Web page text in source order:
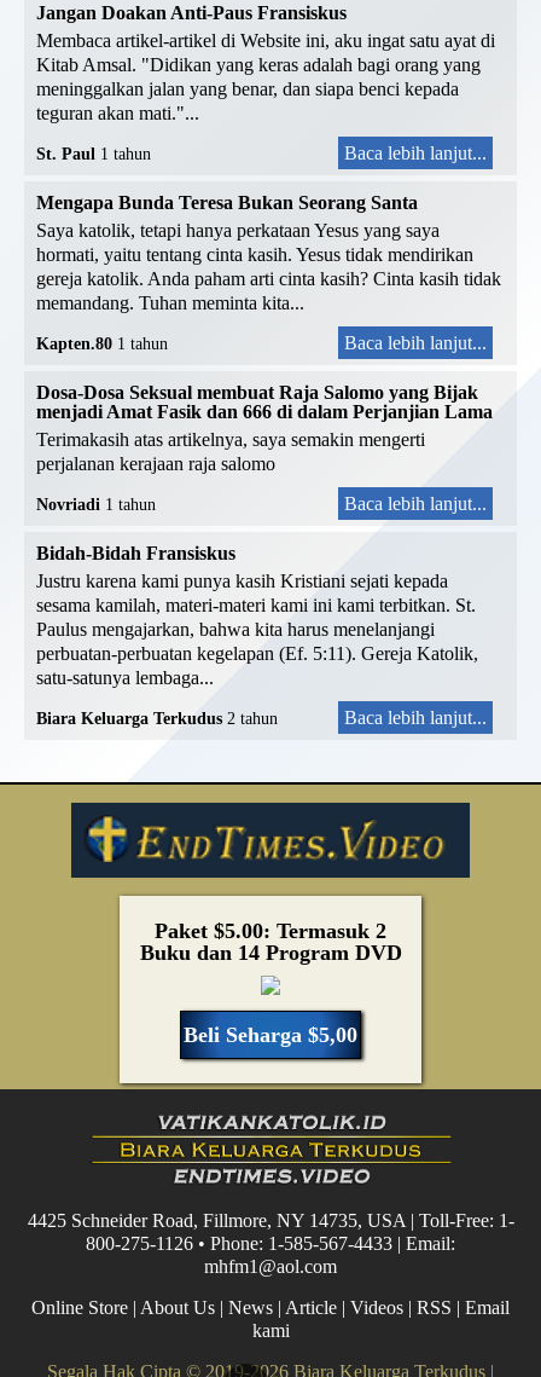
Jangan Doakan Anti-Paus Fransiskus
Membaca artikel-artikel di Website ini, aku ingat satu ayat di
Kitab Amsal. "Didikan yang keras adalah bagi orang yang
meninggalkan jalan yang benar, dan siapa benci kepada
teguran akan mati."...
St. Paul 1 tahun Baca lebih lanjut...
Mengapa Bunda Teresa Bukan Seorang Santa
Saya katolik, tetapi hanya perkataan Yesus yang saya
hormati, yaitu tentang cinta kasih. Yesus tidak mendirikan
gereja katolik. Anda paham arti cinta kasih? Cinta kasih tidak
memandang. Tuhan meminta kita...
Kapten.80 1 tahun Baca lebih lanjut...
Dosa-Dosa Seksual membuat Raja Salomo yang Bijak
menjadi Amat Fasik dan 666 di dalam Perjanjian Lama
Terimakasih atas artikelnya, saya semakin mengerti
perjalanan kerajaan raja salomo
Novriadi 1 tahun Baca lebih lanjut...
Bidah-Bidah Fransiskus
Justru karena kami punya kasih Kristiani sejati kepada
sesama kamilah, materi-materi kami ini kami terbitkan. St.
Paulus mengajarkan, bahwa kita harus menelanjangi
perbuatan-perbuatan kegelapan (Ef. 5:11). Gereja Katolik,
satu-satunya lembaga...
Biara Keluarga Terkudus 2 tahun Baca lebih lanjut...
Paket $5.00: Termasuk 2
Buku dan 14 Program DVD
Beli Seharga $5,00
4425 Schneider Road, Fillmore, NY 14735, USA | Toll-Free: 1-
800-275-1126 • Phone: 1-585-567-4433 | Email:
mhfm1@aol.com
Online Store | About Us | News | Article | Videos | RSS | Email
kami
Segala Hak Cipta © 2019-2026 Biara Keluarga Terkudus |